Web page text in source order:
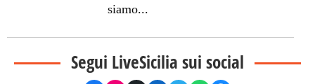
siamo...
Segui LiveSicilia sui social